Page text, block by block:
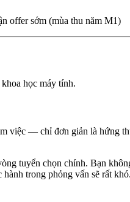
offer sớm (mùa thu năm M1)
học máy tính.
việc — chỉ đơn giản là hứng
tuyển chọn chính. Bạn
trong phỏng vấn sẽ rất khó.